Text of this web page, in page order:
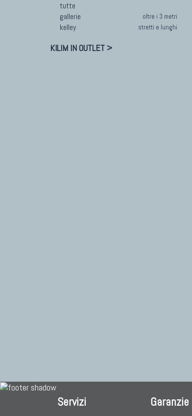
tutte
gallerie
oltre i 3 metri
kelley stretti e lunghi
KILIM IN OUTLET >
Servizi Garanzie